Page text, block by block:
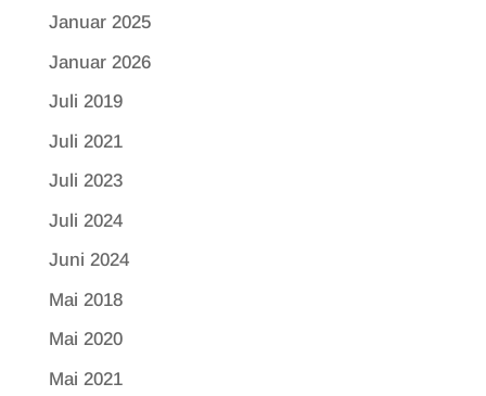
Januar 2025
Januar 2026
Juli 2019
Juli 2021
Juli 2023
Juli 2024
Juni 2024
Mai 2018
Mai 2020
Mai 2021